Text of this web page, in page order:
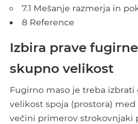
7.1 Mešanje razmerja in
8 Reference
Izbira prave
skupno velikost
Fugirno maso je treba izbrati
velikost spoja (prostora) med
večini primerov strokovnjaki